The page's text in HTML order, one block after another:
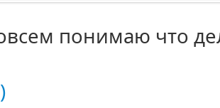
понимаю что